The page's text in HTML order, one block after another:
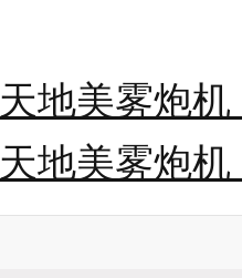
天地美雾炮
天地美雾炮